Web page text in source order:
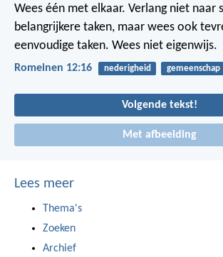
Wees één met elkaar. Verlang niet naar
belangrijkere taken, maar wees ook
eenvoudige taken. Wees niet eigenwijs.
Romeinen 12:16 nederigheid gemeenschap
Volgende tekst!
Met afbeelding
Lees meer
Thema's
Zoeken
Archief